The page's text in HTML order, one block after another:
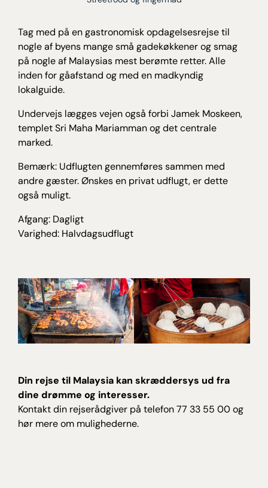
Tag med på en gastronomisk opdagelsesrejse til
nogle af byens mange små gadekøkkener og smag
på nogle af Malaysias mest berømte retter. Alle
inden for gåafstand og med en madkyndig
lokalguide.
Undervejs lægges vejen også forbi Jamek Moskeen,
templet Sri Maha Mariamman og det centrale
marked.
Bemærk: Udflugten gennemføres sammen med
andre gæster. Ønskes en privat udflugt, er dette
også muligt.
Afgang: Dagligt
Varighed: Halvdagsudflugt
Din rejse til Malaysia kan skræddersys ud fra
dine drømme og interesser.
Kontakt din rejserådgiver på telefon 77 33 55 00 og
hør mere om mulighederne.